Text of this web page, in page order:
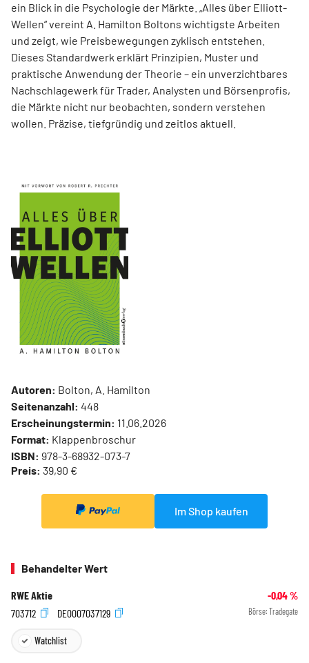
ein Blick in die Psychologie der Märkte. „Alles über Elliott-
Wellen“ vereint A. Hamilton Boltons wichtigste Arbeiten
und zeigt, wie Preisbewegungen zyklisch entstehen.
Dieses Standardwerk erklärt Prinzipien, Muster und
praktische Anwendung der Theorie – ein unverzichtbares
Nachschlagewerk für Trader, Analysten und Börsenprofis,
die Märkte nicht nur beobachten, sondern verstehen
wollen. Präzise, tiefgründig und zeitlos aktuell.
Autoren: Bolton, A. Hamilton
Seitenanzahl: 448
Erscheinungstermin: 11.06.2026
Format: Klappenbroschur
ISBN: 978-3-68932-073-7
Preis: 39,90 €
Im Shop kaufen
Behandelter Wert
RWE Aktie -0,04%
703712
DE0007037129 Börse: Tradegate
Watchlist